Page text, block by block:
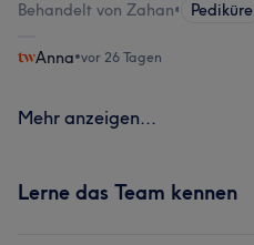
Behandelt von Zahan• Pediküre
Anna•vor 26 Tagen
Mehr anzeigen...
Lerne das Team kennen